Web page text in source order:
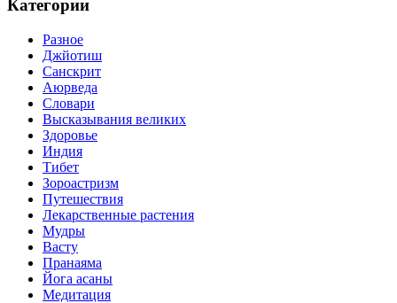
Категории
Разное
Джйотиш
Санскрит
Аюрведа
Словари
Высказывания великих
Здоровье
Индия
Тибет
Зороастризм
Путешествия
Лекарственные растения
Мудры
Васту
Пранаяма
Йога асаны
Медитация